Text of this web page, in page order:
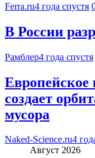
Ferra.ru4 года спустя
В России
Рамблер4 года спустя
Европейское
создает
мусора
Naked-Science.ru4
Август 2026